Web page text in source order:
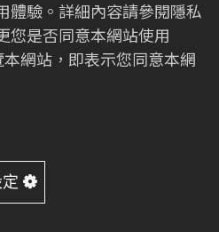
體驗。詳細內容請參閱隱私
您是否同意本網站使用
網站，即表示您同意本網